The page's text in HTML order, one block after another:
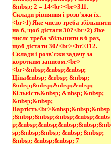
&nbsp; 2 = 14<br><br>311.
Склади рівняння і розв'яжи їх.
<br>1) Яке число треба збільшити
на 6, щоб дістати 30?<br>2) Яке
число треба збільшити в 6 раз,
щоб дістати 30?<br><br>312.
Склади і розв'яжи задачу за
коротким записом.<br>
<br>&nbsp;&nbsp;&nbsp;
Ціна&nbsp; &nbsp; &nbsp;
&nbsp;&nbsp;&nbsp;&nbsp;
Кількість&nbsp; &nbsp; &nbsp;
&nbsp;&nbsp;
Вартість<br>&nbsp;&nbsp;&nbsp
;&nbsp;&nbsp;&nbsp;&nbsp;&nbs
p;&nbsp;&nbsp;&nbsp;&nbsp;&nb
sp;&nbsp;&nbsp; &nbsp; &nbsp;
&nbsp; &nbsp;&nbsp; 7